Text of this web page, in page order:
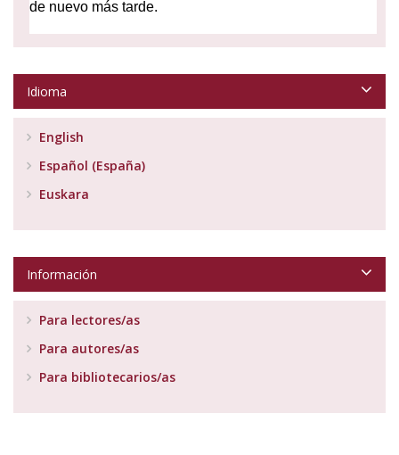
Idioma
English
Español (España)
Euskara
Información
Para lectores/as
Para autores/as
Para bibliotecarios/as